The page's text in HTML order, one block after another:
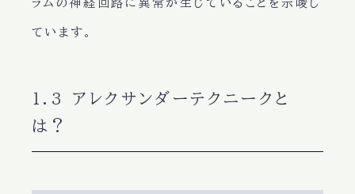
ラムの神経回路に異常が生じていることを示唆し
ています。
1.3 アレクサンダーテクニークと
は？